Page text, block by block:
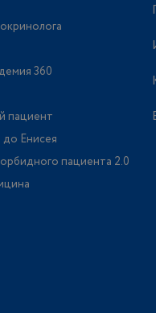
360
пациент
Енисея
пациента 2.0